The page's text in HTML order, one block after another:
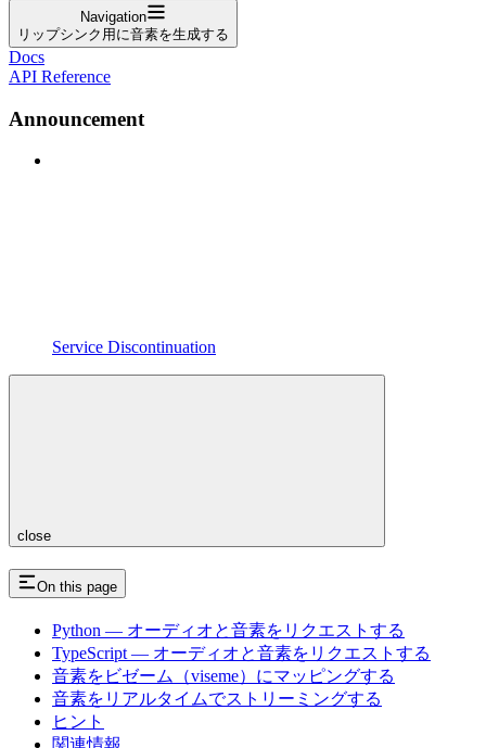
Navigation
リップシンク用に音素を生成する
Docs
API Reference
Announcement
Service Discontinuation
close
On this page
Python — オーディオと音素をリクエストする
TypeScript — オーディオと音素をリクエストする
音素をビゼーム（viseme）にマッピングする
音素をリアルタイムでストリーミングする
ヒント
関連情報